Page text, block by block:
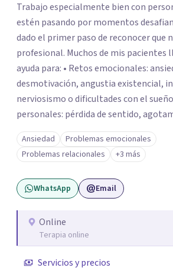
Trabajo especialmente bien con
estén pasando por momentos
dado el primer paso de reconocer que
profesional. Muchos de mis pacientes llegan buscando
ayuda para: • Retos emocionales: ansiedad,
desmotivación, angustia existencial,
nerviosismo o dificultades con el sueño •Crisis
personales: pérdida de sentido,
o dificultad para manejar transiciones vitales
relacionales: problemas de pareja,
desafíos laborales o dificultades en
Ansiedad
Problemas emocionales
Problemas relacionales
+3 más
WhatsApp Email
Online
Terapia online
Servicios y precios